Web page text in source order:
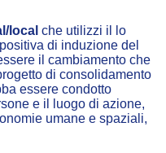
local che utilizzi il lo
di induzione del
il cambiamento che
di consolidamento
essere condotto
e il luogo di azione,
umane e spaziali,